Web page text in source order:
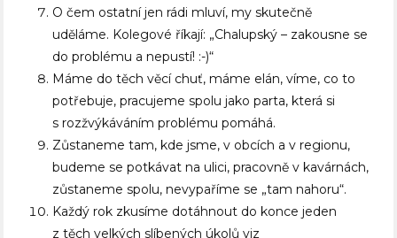
O čem ostatní jen rádi mluví, my skutečně
uděláme. Kolegové říkají: „Chalupský – zakousne se
do problému a nepustí! :-)“
Máme do těch věcí chuť, máme elán, víme, co to
potřebuje, pracujeme spolu jako parta, která si
s rozžvýkáváním problému pomáhá.
Zůstaneme tam, kde jsme, v obcích a v regionu,
budeme se potkávat na ulici, pracovně v kavárnách,
zůstaneme spolu, nevypaříme se „tam nahoru“.
Každý rok zkusíme dotáhnout do konce jeden
z těch velkých slíbených úkolů viz